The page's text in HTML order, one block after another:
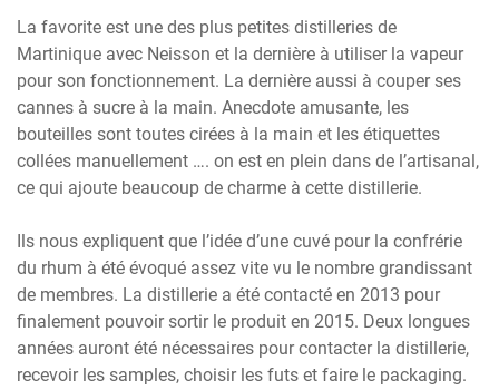
La favorite est une des plus petites distilleries de
Martinique avec Neisson et la dernière à utiliser la vapeur
pour son fonctionnement. La dernière aussi à couper ses
cannes à sucre à la main. Anecdote amusante, les
bouteilles sont toutes cirées à la main et les étiquettes
collées manuellement …. on est en plein dans de l’artisanal,
ce qui ajoute beaucoup de charme à cette distillerie.
Ils nous expliquent que l’idée d’une cuvé pour la confrérie
du rhum à été évoqué assez vite vu le nombre grandissant
de membres. La distillerie a été contacté en 2013 pour
finalement pouvoir sortir le produit en 2015. Deux longues
années auront été nécessaires pour contacter la distillerie,
recevoir les samples, choisir les futs et faire le packaging.